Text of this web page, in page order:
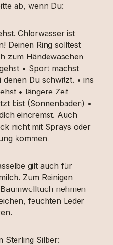
ab, wenn Du:
Chlorwasser ist
Deinen Ring solltest
zum Händewaschen
• Sport machst
Du schwitzt. • ins
• längere Zeit
bist (Sonnenbaden) •
eincremst. Auch
nicht mit Sprays oder
kommen.
gilt auch für
Zum Reinigen
nehmen
feuchten Leder
Sterling Silber: